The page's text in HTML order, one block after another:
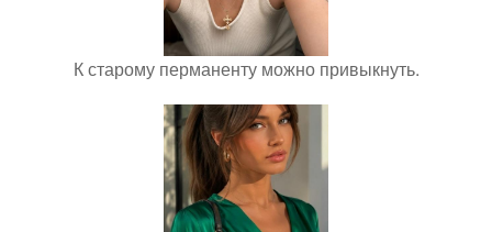
К старому перманенту можно привыкнуть.